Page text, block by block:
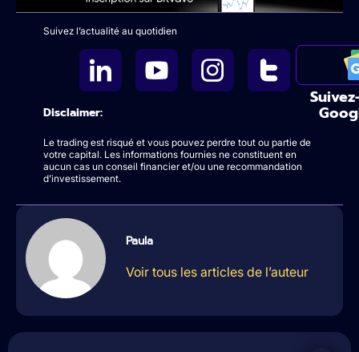
Suivez l’actualité au quotidien
Disclaimer:
Le trading est risqué et vous pouvez perdre tout ou partie de
votre capital. Les informations fournies ne constituent en
aucun cas un conseil financier et/ou une recommandation
d’investissement.
Paula
Voir tous les articles de l’auteur